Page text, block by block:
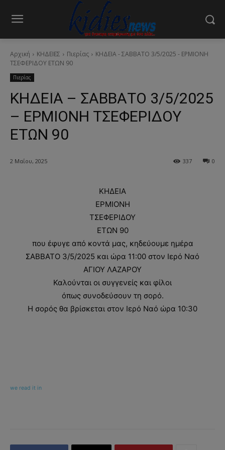
Αρχική ΚΗΔΕΙΕΣ Πιερίας
ΚΗΔΕΙΑ - ΣΑΒΒΑΤΟ 3/5/2025 - ΕΡΜΙΟΝΗ
ΤΣΕΦΕΡΙΔΟΥ ΕΤΩΝ 90
Πιερίας
ΚΗΔΕΙΑ – ΣΑΒΒΑΤΟ 3/5/2025
– ΕΡΜΙΟΝΗ ΤΣΕΦΕΡΙΔΟΥ
ΕΤΩΝ 90
2 Μαΐου, 2025 0
337
ΚΗΔΕΙΑ
ΕΡΜΙΟΝΗ
ΤΣΕΦΕΡΙΔΟΥ
ΕΤΩΝ 90
που έφυγε από κοντά μας, κηδεύουμε ημέρα
ΣΑΒΒΑΤΟ 3/5/2025 και ώρα 11:00 στον Ιερό Ναό
ΑΓΙΟΥ ΛΑΖΑΡΟΥ
Καλούνται οι συγγενείς και φίλοι
όπως συνοδεύσουν τη σορό.
Η σορός θα βρίσκεται στον Ιερό Ναό ώρα 10:30
we read it in